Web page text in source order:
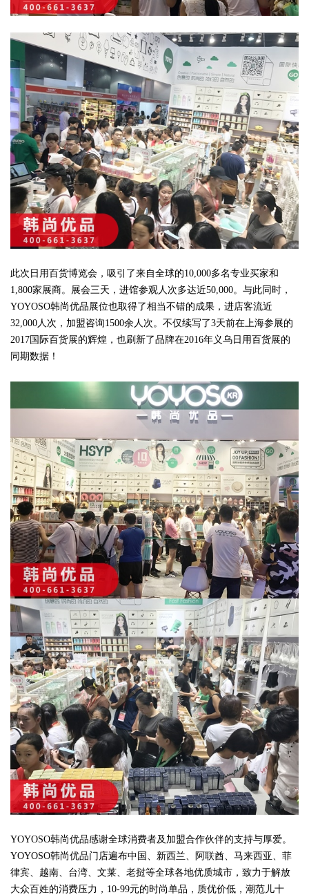
此次日用百货博览会，吸引了来自全球的10,000多名专业买家和
1,800家展商。展会三天，进馆参观人次多达近50,000。与此同时，
YOYOSO韩尚优品展位也取得了相当不错的成果，进店客流近
32,000人次，加盟咨询1500余人次。不仅续写了3天前在上海参展的
2017国际百货展的辉煌，也刷新了品牌在2016年义乌日用百货展的
同期数据！
YOYOSO韩尚优品感谢全球消费者及加盟合作伙伴的支持与厚爱。
YOYOSO韩尚优品门店遍布中国、新西兰、阿联酋、马来西亚、菲
律宾、越南、台湾、文莱、老挝等全球各地优质城市，致力于解放
大众百姓的消费压力，10-99元的时尚单品，质优价低，潮范儿十